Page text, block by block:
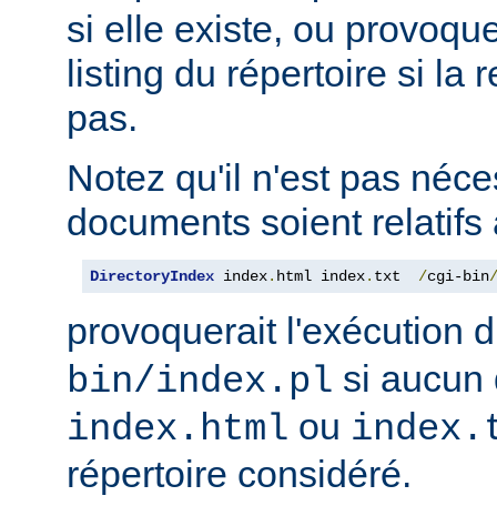
si elle existe, ou
listing du répertoire si la
pas.
Notez qu'il n'est pas
documents soient relatifs
DirectoryIndex index. html index. txt /cgi-bin/
provoquerait l'exécution
bin/index.pl si aucun
index.html ou
répertoire considéré.